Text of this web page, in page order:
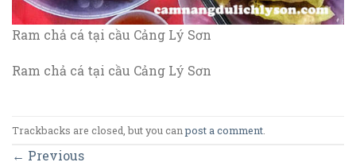
Ram chả cá tại cầu Cảng Lý Sơn
Ram chả cá tại cầu Cảng Lý Sơn
Trackbacks are closed, but you canpost a comment
← Previous